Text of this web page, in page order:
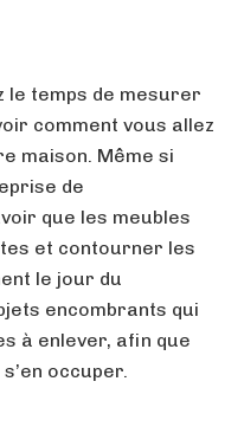
le temps de mesurer
comment vous allez
maison. Même si
de
que les meubles
et contourner les
le jour du
encombrants qui
à enlever, afin que
occuper.